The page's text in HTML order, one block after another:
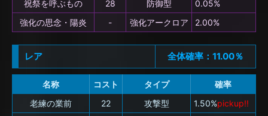
祝祭を呼ぶもの
28 防御型
0.05%
強化の思念・陽炎
- 強化アークロア 2.00%
レア 全体確率：11.00％
名称 コスト タイプ
確率
老練の業前
22 攻撃型 1.50%pickup!!